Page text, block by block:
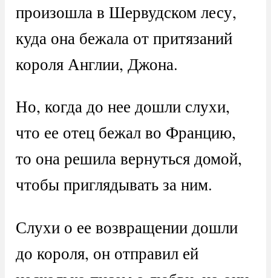
произошла в Шервудском лесу,
куда она бежала от притязаний
короля Англии, Джона.
Но, когда до нее дошли слухи,
что ее отец бежал во Францию,
то она решила вернуться домой,
чтобы приглядывать за ним.
Слухи о ее возвращении дошли
до короля, он отправил ей